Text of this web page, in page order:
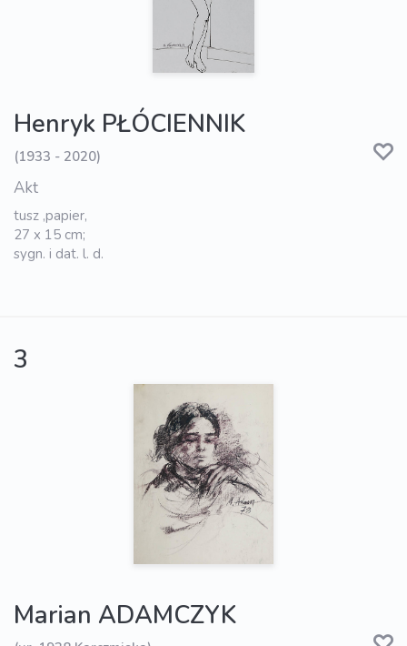
Henryk PŁÓCIENNIK
(1933 - 2020)
Akt
tusz ,papier,
27 x 15 cm;
sygn. i dat. l. d.
3
Marian ADAMCZYK